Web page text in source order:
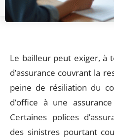
Le bailleur peut exiger, à
d’assurance couvrant la
peine de résiliation du
d’office à une
Certaines polices
des sinistres pourtant